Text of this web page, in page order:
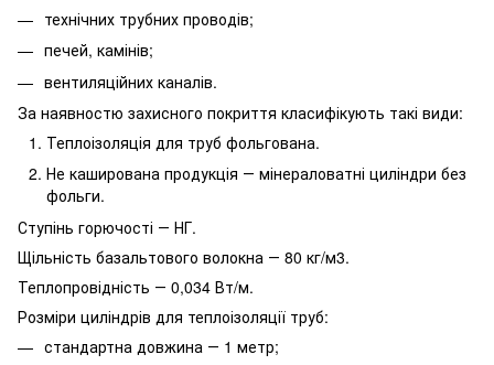
технічних трубних проводів;
печей, камінів;
вентиляційних каналів.
За наявностю захисного покриття класифікують такі види:
Теплоізоляція для труб фольгована.
Не каширована продукція ― мінераловатні циліндри без
фольги.
Ступінь горючості ― НГ.
Щільність базальтового волокна ― 80 кг/м3.
Теплопровідність ― 0,034 Вт/м.
Розміри циліндрів для теплоізоляції труб:
стандартна довжина ― 1 метр;